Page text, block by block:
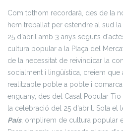
Com tothom recordarà, des de la
hem treballat per estendre al sud
25 d'abril amb 3 anys seguits
cultura popular a la Plaça del
de la necessitat de reivindicar la
socialment i lingüística, creiem que
realitzable poble a poble i
enguany, des del Casal Popular
la celebració del 25 d'abril. Sota el
País, omplirem de cultura popular